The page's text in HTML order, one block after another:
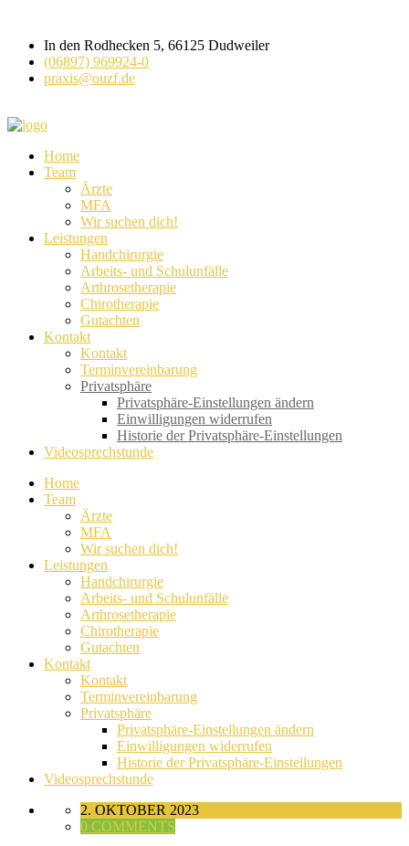
In den Rodhecken 5, 66125 Dudweiler
(06897) 969924-0
praxis@ouzf.de
Home
Team
Ärzte
MFA
Wir suchen dich!
Leistungen
Handchirurgie
Arbeits- und Schulunfälle
Arthrosetherapie
Chirotherapie
Gutachten
Kontakt
Kontakt
Terminvereinbarung
Privatsphäre
Privatsphäre-Einstellungen ändern
Einwilligungen widerrufen
Historie der Privatsphäre-Einstellungen
Videosprechstunde
Home
Team
Ärzte
MFA
Wir suchen dich!
Leistungen
Handchirurgie
Arbeits- und Schulunfälle
Arthrosetherapie
Chirotherapie
Gutachten
Kontakt
Kontakt
Terminvereinbarung
Privatsphäre
Privatsphäre-Einstellungen ändern
Einwilligungen widerrufen
Historie der Privatsphäre-Einstellungen
Videosprechstunde
2. OKTOBER 2023
0 COMMENTS